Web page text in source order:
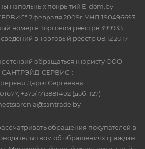
напольных покрытий E-dom.by
2 февраля 2009г. УНП 190496693
номер в Торговом реестре 399933
в Торговый реестр 08.12.2017
обращаться к юристу ООО
"САНТРЭЙД-СЕРВИС":
Дарья Сергеевна
+375(17)3881402 (доб. 127)
обращения покупателей в
об обращениях граждан